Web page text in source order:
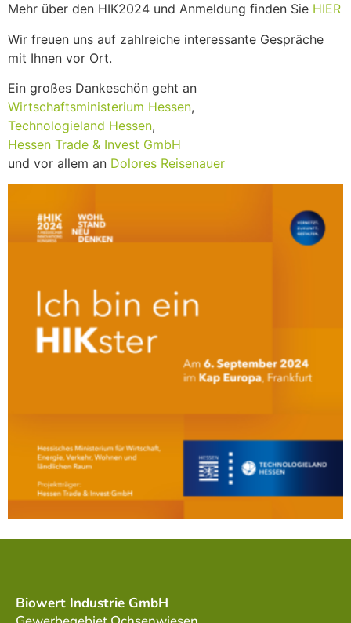
Mehr über den HIK2024 und Anmeldung finden Sie HIER
Wir freuen uns auf zahlreiche interessante Gespräche
mit Ihnen vor Ort.
Ein großes Dankeschön geht an
Wirtschaftsministerium Hessen,
Technologieland Hessen,
Hessen Trade & Invest GmbH
und vor allem an Dolores Reisenauer
Biowert Industrie GmbH